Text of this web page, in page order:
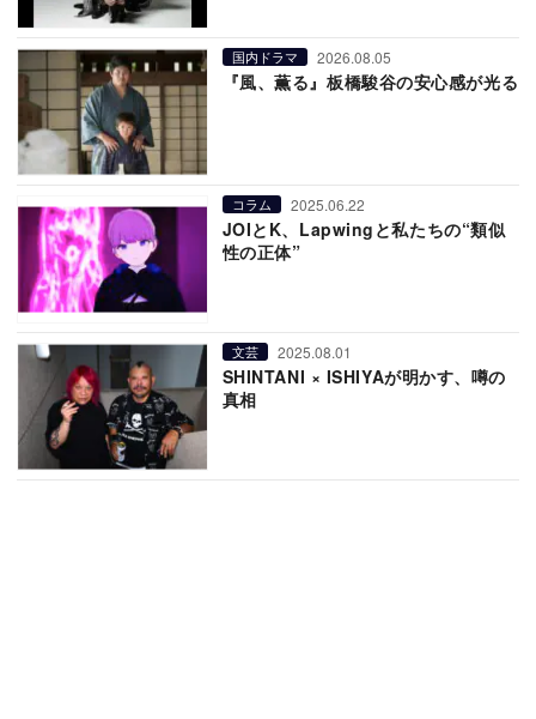
国内ドラマ 2026.08.05
『風、薫る』板橋駿谷の安心感が光る
コラム 2025.06.22
JOIとK、Lapwingと私たちの“類似
性の正体”
文芸 2025.08.01
SHINTANI × ISHIYAが明かす、噂の
真相